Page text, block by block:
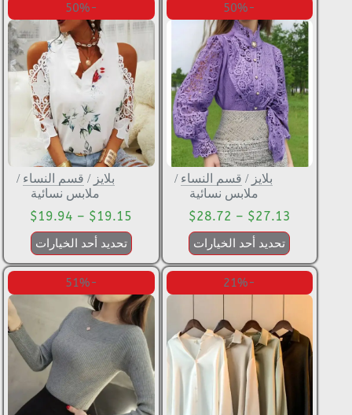
-50%
بلايز / قسم النساء /
ملابس نسائية
$27.13
–
$28.72
تحديد أحد الخيارات
-50%
بلايز / قسم النساء /
ملابس نسائية
$19.15
–
$19.94
تحديد أحد الخيارات
-21%
-51%